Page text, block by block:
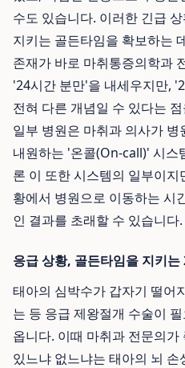
수도 있습니다. 이러한 긴급
지키는 골든타임을 확보하는
존재가 바로 마취통증의학과
'24시간 분만'을 내세우지만,
전혀 다른 개념일 수 있다는
일부 병원은 마취과 의사가
내원하는 '온콜(On-call)' 시스
론 이 또한 시스템의 일부이
황에서 병원으로 이동하는 시
인 결과를 초래할 수 있습니다.
응급 상황, 골든타임을 지키
태아의 심박수가 갑자기 떨어
는 등 응급 제왕절개 수술이
옵니다. 이때 마취과 전문의
있느냐 없느냐는 태아의 뇌